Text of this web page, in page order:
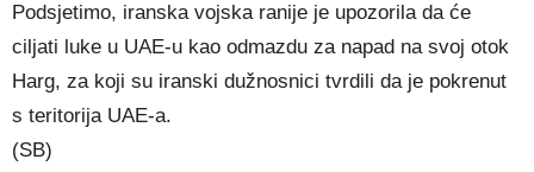
Podsjetimo, iranska vojska ranije je upozorila da će
ciljati luke u UAE-u kao odmazdu za napad na svoj otok
Harg, za koji su iranski dužnosnici tvrdili da je pokrenut
s teritorija UAE-a.
(SB)